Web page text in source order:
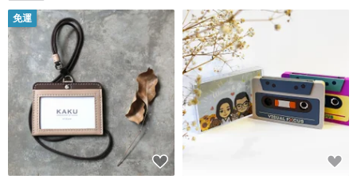
免運